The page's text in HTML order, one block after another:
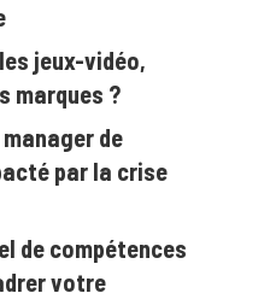
jeux-vidéo,
marques ?
de
par la crise
de compétences
votre